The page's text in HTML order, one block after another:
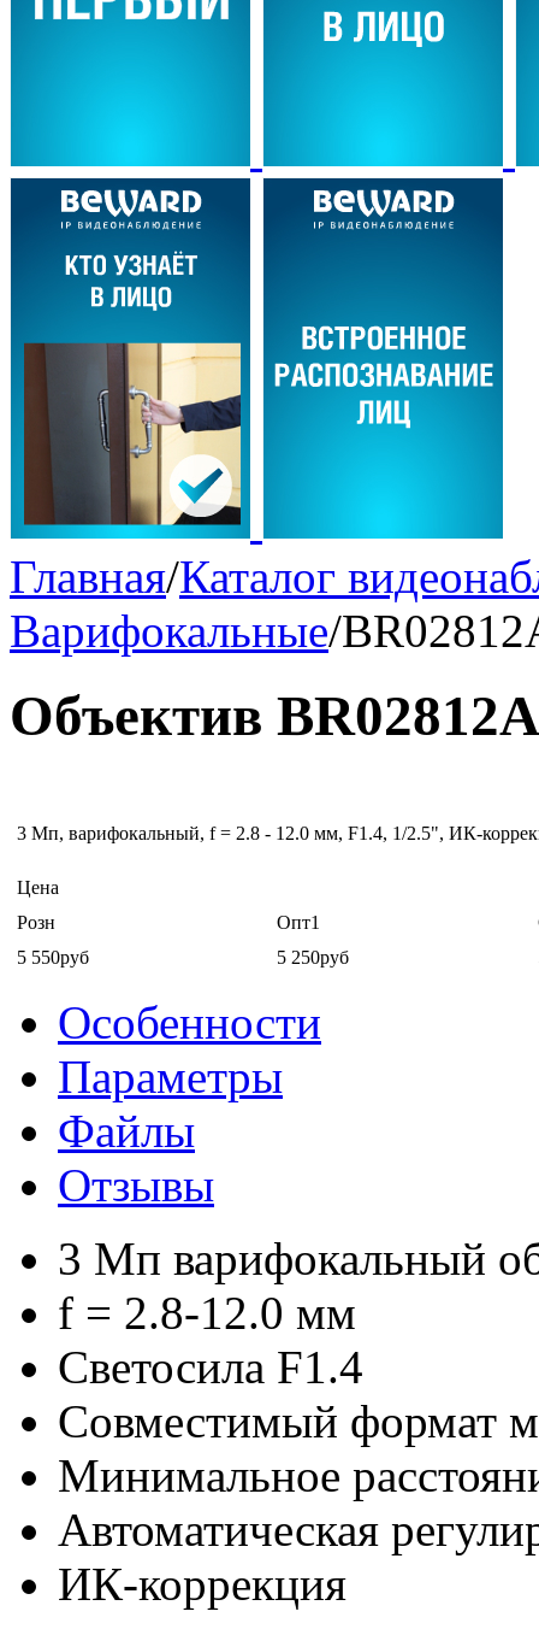
Главная/Каталог
Варифокальные/
Объектив
3 Мп, варифокальный, f = 2.8 - 12.0 мм, F1.4, 1/2.5", ИК-
Цена
Розн
Опт1
5 550руб
5 250руб
Особенности
Параметры
Файлы
Отзывы
3 Мп варифокальный
f = 2.8-12.0 мм
Светосила F1.4
Совместимый формат
Минимальное
Автоматическая
ИК-коррекция